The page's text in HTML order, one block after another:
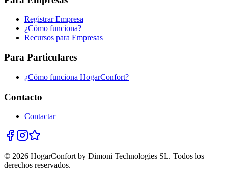
Registrar Empresa
¿Cómo funciona?
Recursos para Empresas
Para Particulares
¿Cómo funciona HogarConfort?
Contacto
Contactar
© 2026 HogarConfort by Dimoni Technologies SL. Todos los
derechos reservados.